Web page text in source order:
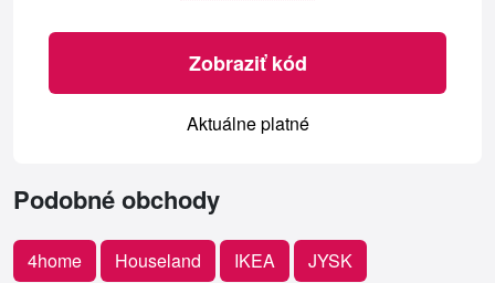
Zobraziť kód
Aktuálne platné
Podobné obchody
4home Houseland IKEA JYSK